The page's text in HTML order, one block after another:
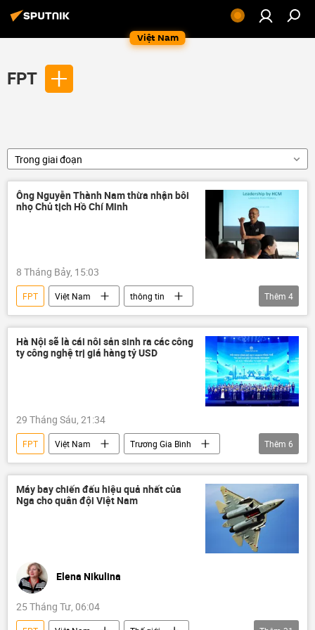
Việt Nam
FPT
Trong giai đoạn
Ông Nguyễn Thành Nam thừa nhận bôi
nhọ Chủ tịch Hồ Chí Minh
8 Tháng Bảy, 15:03
FPT Việt Nam
thông tin
khởi tố
Pháp luật
Xã hội
Hồ Chí Minh
Võ Nguyên Giáp
Thêm 4
Hà Nội sẽ là cái nôi sản sinh ra các công
ty công nghệ trị giá hàng tỷ USD
29 Tháng Sáu, 21:34
FPT Việt Nam
Trương Gia Bình
Hà Nội
Samsung
doanh nghiệp
AI
Thế giới công nghệ
Thêm 6
Máy bay chiến đấu hiệu quả nhất của
Nga cho quân đội Việt Nam
Elena Nikulina
25 Tháng Tư, 06:04